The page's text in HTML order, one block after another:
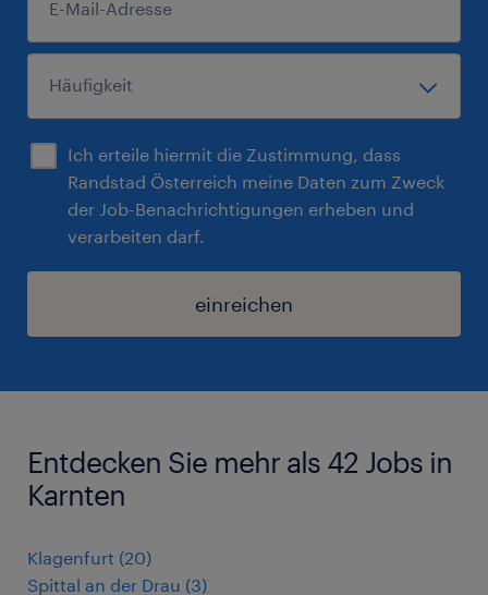
Ich erteile hiermit die Zustimmung, dass
Randstad Österreich meine Daten zum Zweck
der Job-Benachrichtigungen erheben und
verarbeiten darf.
einreichen
Entdecken Sie mehr als 42 Jobs in
Karnten
Klagenfurt (20)
Spittal an der Drau (3)